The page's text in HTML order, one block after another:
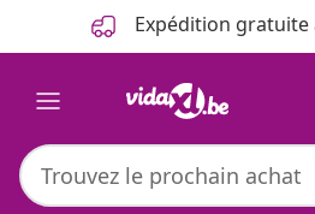
Expédition gratuite